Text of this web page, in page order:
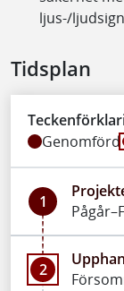
ljus-/
Tidsplan
Genomförd
1
2